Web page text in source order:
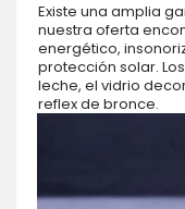
Existe una amplia
nuestra oferta
energético,
protección solar.
leche, el vidrio
reflex de bronce.